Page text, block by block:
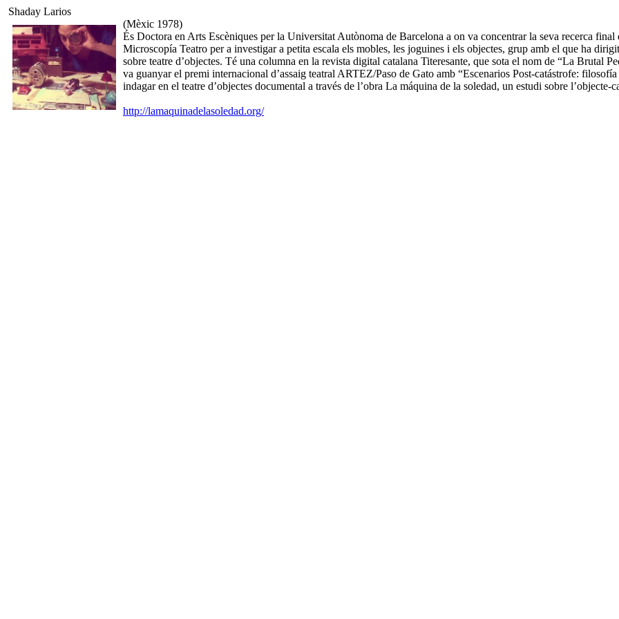
Shaday Larios
(Mèxic 1978)
És Doctora en Arts Escèniques per la Universitat Autònoma de Barcelona a on va concentrar la seva recerca
Microscopía Teatro per a investigar a petita escala els mobles, les joguines i els objectes, grup amb el que ha
sobre teatre d’objectes. Té una columna en la revista digital catalana Titeresante, que sota el nom de “La Brutal
va guanyar el premi internacional d’assaig teatral ARTEZ/Paso de Gato amb “Escenarios Post-catástrofe:
indagar en el teatre d’objectes documental a través de l’obra La máquina de la soledad, un estudi sobre l’objecte-
http://lamaquinadelasoledad.org/